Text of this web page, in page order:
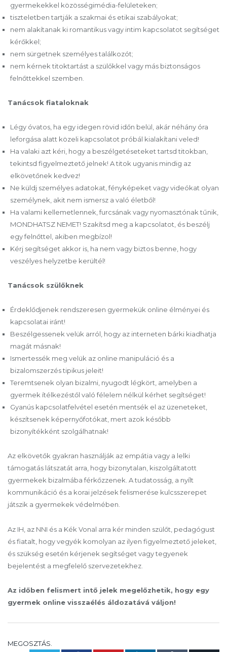
gyermekekkel közösségimédia-felületeken;
tiszteletben tartják a szakmai és etikai szabályokat;
nem alakítanak ki romantikus vagy intim kapcsolatot segítséget
kérőkkel;
nem sürgetnek személyes találkozót;
nem kérnek titoktartást a szülőkkel vagy más biztonságos
felnőttekkel szemben.
Tanácsok fiataloknak
Légy óvatos, ha egy idegen rövid időn belül, akár néhány óra
leforgása alatt közeli kapcsolatot próbál kialakítani veled!
Ha valaki azt kéri, hogy a beszélgetéseteket tartsd titokban,
tekintsd figyelmeztető jelnek! A titok ugyanis mindig az
elkövetőnek kedvez!
Ne küldj személyes adatokat, fényképeket vagy videókat olyan
személynek, akit nem ismersz a való életből!
Ha valami kellemetlennek, furcsának vagy nyomasztónak tűnik,
MONDHATSZ NEMET! Szakítsd meg a kapcsolatot, és beszélj
egy felnőttel, akiben megbízol!
Kérj segítséget akkor is, ha nem vagy biztos benne, hogy
veszélyes helyzetbe kerültél!
Tanácsok szülőknek
Érdeklődjenek rendszeresen gyermekük online élményei és
kapcsolatai iránt!
Beszélgessenek velük arról, hogy az interneten bárki kiadhatja
magát másnak!
Ismertessék meg velük az online manipuláció és a
bizalomszerzés tipikus jeleit!
Teremtsenek olyan bizalmi, nyugodt légkört, amelyben a
gyermek ítélkezéstől való félelem nélkül kérhet segítséget!
Gyanús kapcsolatfelvétel esetén mentsék el az üzeneteket,
készítsenek képernyőfotókat, mert azok később
bizonyítékként szolgálhatnak!
Az elkövetők gyakran használják az empátia vagy a lelki
támogatás látszatát arra, hogy bizonytalan, kiszolgáltatott
gyermekek bizalmába férkőzzenek. A tudatosság, a nyílt
kommunikáció és a korai jelzések felismerése kulcsszerepet
játszik a gyermekek védelmében.
Az IH, az NNI és a Kék Vonal arra kér minden szülőt, pedagógust
és fiatalt, hogy vegyék komolyan az ilyen figyelmeztető jeleket,
és szükség esetén kérjenek segítséget vagy tegyenek
bejelentést a megfelelő szervezetekhez.
Az időben felismert intő jelek megelőzhetik, hogy egy
gyermek online visszaélés áldozatává váljon!
MEGOSZTÁS.